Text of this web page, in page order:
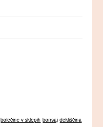
bolečine v sklepih bonsaj dekliščina